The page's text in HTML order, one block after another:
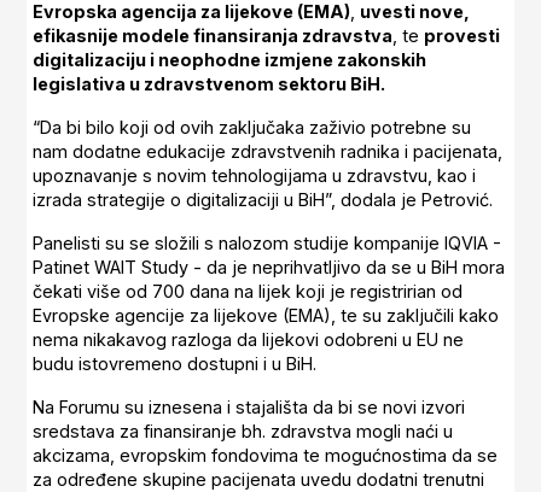
Evropska agencija za lijekove (EMA) uvesti nove,
efikasnije modele finansiranja zdravstva , te provesti
digitalizaciju i neophodne izmjene zakonskih
legislativa u zdravstvenom sektoru BiH.
“Da bi bilo koji od ovih zaključaka zaživio potrebne su
nam dodatne edukacije zdravstvenih radnika i pacijenata,
upoznavanje s novim tehnologijama u zdravstvu, kao i
izrada strategije o digitalizaciji u BiH”, dodala je Petrović.
Panelisti su se složili s nalozom studije kompanije IQVIA -
Patinet WAIT Study - da je neprihvatljivo da se u BiH mora
čekati više od 700 dana na lijek koji je registririan od
Evropske agencije za lijekove (EMA), te su zaključili kako
nema nikakavog razloga da lijekovi odobreni u EU ne
budu istovremeno dostupni i u BiH.
Na Forumu su iznesena i stajališta da bi se novi izvori
sredstava za finansiranje bh. zdravstva mogli naći u
akcizama, evropskim fondovima te mogućnostima da se
za određene skupine pacijenata uvedu dodatni trenutni